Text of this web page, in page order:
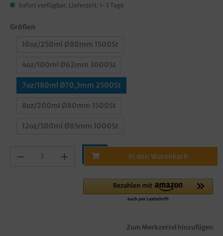
Sofort verfügbar, Lieferzeit: 1-3 Tage
Größen
10oz/250ml Ø80mm 1500St
4oz/100ml Ø62mm 3000St
7oz/180ml Ø70,3mm 2500St
8oz/200ml Ø80mm 1500St
12oz/300ml Ø85mm 1000St
In den Warenkorb
Zum Merkzettel hinzufügen